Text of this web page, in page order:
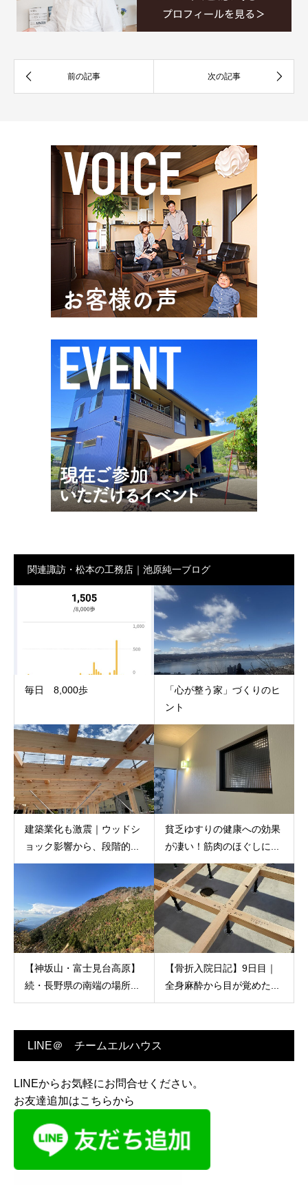
関連諏訪・松本の工務店｜池原純一ブログ
毎日 8,000歩
「心が整う家」づくりのヒ
ント
建築業化も激震｜ウッドシ
ョック影響から、段階的...
貧乏ゆすりの健康への効果
が凄い！筋肉のほぐしに...
【神坂山・富士見台高原】
続・長野県の南端の場所...
【骨折入院日記】9日目｜
全身麻酔から目が覚めた...
LINE＠ チームエルハウス
LINEからお気軽にお問合せください。
お友達追加はこちらから